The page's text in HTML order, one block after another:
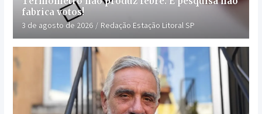
fabrica votos!
3 de agosto de 2026 Redação Estação Litoral SP